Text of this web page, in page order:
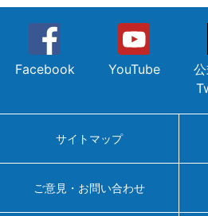
Facebook YouTube
サイトマップ
ご意見・お問い合わせ